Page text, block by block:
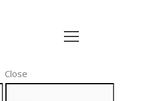
Close